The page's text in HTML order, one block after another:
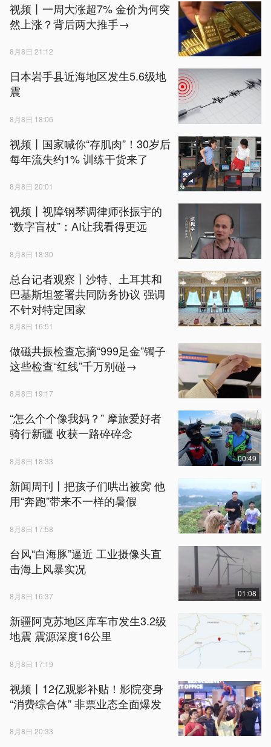
视频丨一周大涨超7% 金价为何突
然上涨？背后两大推手→
8月8日 21:12
日本岩手县近海地区发生5.6级地
震
8月8日 18:06
视频丨国家喊你“存肌肉”！30岁后
每年流失约1% 训练干货来了
8月8日 20:01
视频丨视障钢琴调律师张振宇的
“数字盲杖”：AI让我看得更远
8月8日 18:30
总台记者观察丨沙特、土耳其和
巴基斯坦签署共同防务协议 强调
不针对特定国家
8月8日 16:51
做磁共振检查忘摘“999足金”镯子
这些检查“红线”千万别碰→
8月8日 19:17
“怎么个个像我妈？” 摩旅爱好者
骑行新疆 收获一路碎碎念
8月8日 18:33 00:49
新闻周刊丨把孩子们哄出被窝 他
用“奔跑”带来不一样的暑假
8月8日 17:58
台风“白海豚”逼近 工业摄像头直
击海上风暴实况
8月8日 16:37 01:08
新疆阿克苏地区库车市发生3.2级
地震 震源深度16公里
8月8日 17:19
视频丨12亿观影补贴！影院变身
“消费综合体” 非票业态全面爆发
8月8日 20:33